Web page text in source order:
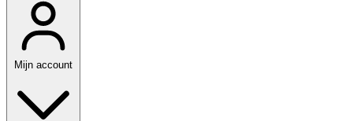
Mijn account